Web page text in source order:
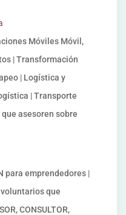
Móviles Móvil,
| Transformación
| Logística y
| Transporte
asesoren sobre
para emprendedores |
voluntarios que
CONSULTOR,